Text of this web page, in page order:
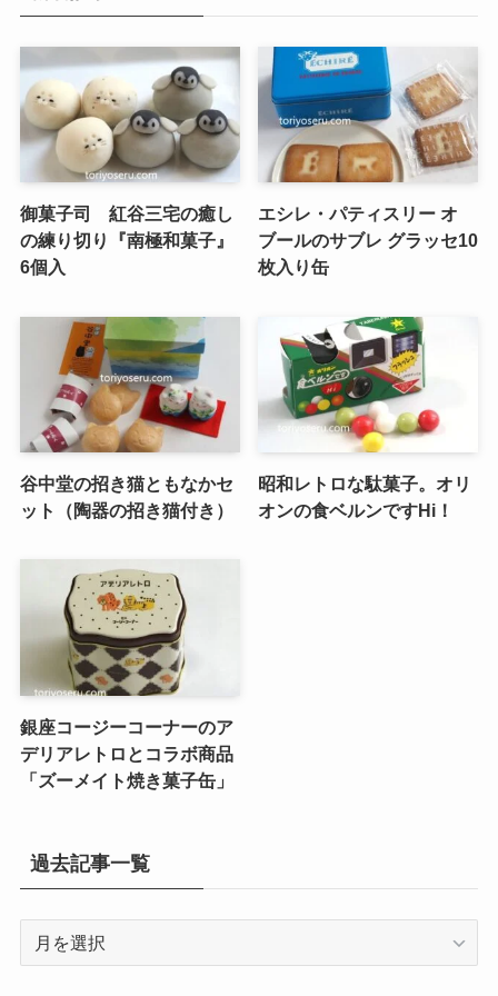
御菓子司 紅谷三宅の癒し
の練り切り『南極和菓子』
6個入
エシレ・パティスリー オ
ブールのサブレ グラッセ10
枚入り缶
谷中堂の招き猫ともなかセ
ット（陶器の招き猫付き）
昭和レトロな駄菓子。オリ
オンの食ベルンですHi！
銀座コージーコーナーのア
デリアレトロとコラボ商品
「ズーメイト焼き菓子缶」
過去記事一覧